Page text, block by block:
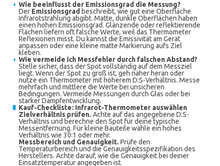
Wie beeinflusst der Emissionsgrad die Messung?
Der Emissionsgrad beschreibt, wie gut eine Oberfläche
Infrarotstrahlung abgibt. Matte, dunkle Oberflächen haben
einen hohen Emissionsgrad. Glänzende oder reflektierende
Flächen liefern oft falsche Werte, weil das Thermometer
Reflexionen misst. Du kannst die Emissivität am Gerät
anpassen oder eine kleine matte Markierung aufs Ziel
kleben.
Wie vermeide ich Messfehler durch falschen Abstand?
Stelle sicher, dass der Spot vollständig auf dem Messziel
liegt. Wenn der Spot zu groß ist, geh näher heran oder
nutze ein Thermometer mit höherem D:S-Verhältnis. Messe
mehrfach und mittlere die Werte bei unsicheren
Bedingungen. Vermeide Messungen durch Glas oder bei
starker Dampfentwicklung.
Kauf-Checkliste: Infrarot-Thermometer auswählen
Zielverhältnis prüfen. Achte auf das angegebene D:S-
Verhältnis und berechne den Spot für deine typische
Messentfernung. Für kleine Bauteile wähle ein hohes
Verhältnis wie 30:1 oder mehr.
Messbereich und Genauigkeit. Prüfe den
Temperaturbereich und die Genauigkeitsspezifikation des
Herstellers. Achte darauf, wie die Genauigkeit bei deiner
Einsatztemperatur angegeben ist.